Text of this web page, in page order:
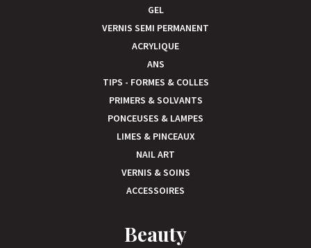
GEL
VERNIS SEMI PERMANENT
ACRYLIQUE
ANS
TIPS - FORMES & COLLES
PRIMERS & SOLVANTS
PONCEUSES & LAMPES
LIMES & PINCEAUX
NAIL ART
VERNIS & SOINS
ACCESSOIRES
Beauty